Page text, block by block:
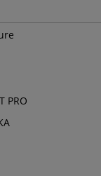
PRO